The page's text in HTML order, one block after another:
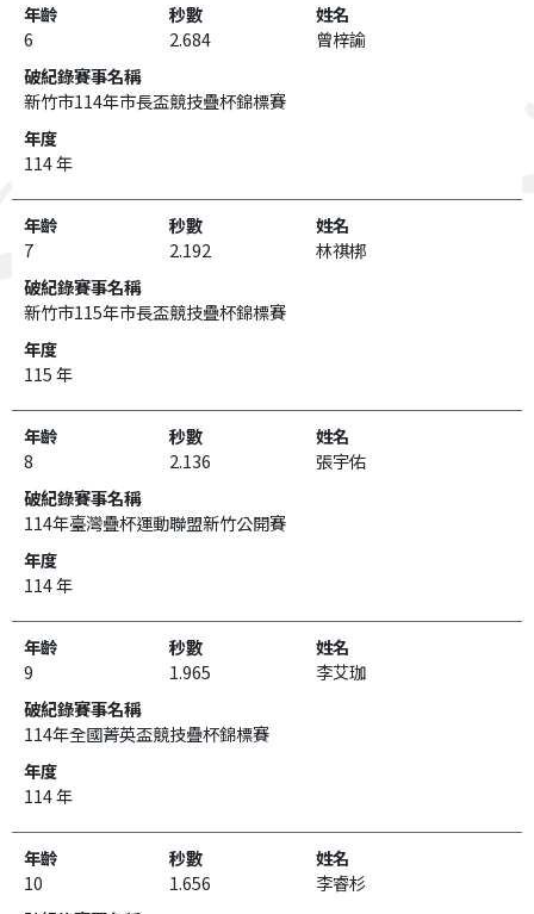
6 2.684 曾梓諭
新竹市114年市長盃競技疊杯錦標賽
114 年
7 2.192 林祺梆
新竹市115年市長盃競技疊杯錦標賽
115 年
8 2.136 張宇佑
114年臺灣疊杯運動聯盟新竹公開賽
114 年
9 1.965 李艾珈
114年全國菁英盃競技疊杯錦標賽
114 年
10 1.656 李睿杉